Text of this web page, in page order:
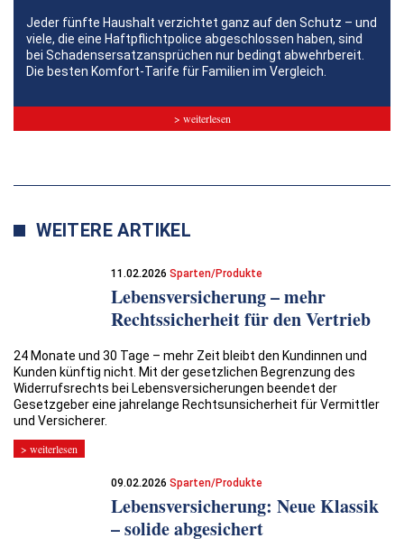
Jeder fünfte Haushalt verzichtet ganz auf den Schutz – und
viele, die eine Haftpflichtpolice abgeschlossen haben, sind
bei Schadensersatzansprüchen nur bedingt abwehrbereit.
Die besten Komfort-Tarife für Familien im Vergleich.
> weiterlesen
WEITERE ARTIKEL
11.02.2026Sparten/Produkte
Lebensversicherung – mehr
Rechtssicherheit für den Vertrieb
24 Monate und 30 Tage – mehr Zeit bleibt den Kundinnen und
Kunden künftig nicht. Mit der gesetzlichen Begrenzung des
Widerrufsrechts bei Lebensversicherungen beendet der
Gesetzgeber eine jahrelange Rechtsunsicherheit für Vermittler
und Versicherer.
> weiterlesen
09.02.2026Sparten/Produkte
Lebensversicherung: Neue Klassik
– solide abgesichert